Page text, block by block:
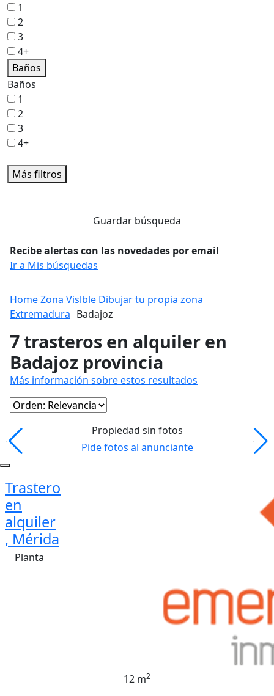
1
2
3
4+
Baños
Baños
1
2
3
4+
Más filtros
Guardar búsqueda
Recibe alertas con las novedades por email
Ir a Mis búsquedas
HomeZona Vislble Dibujar tu propia zona
Extremadura Badajoz
7 trasteros en alquiler en
Badajoz provincia
Más información sobre estos resultados
Propiedad sin fotos
Pide fotos al anunciante
Trastero
en
alquiler
, Mérida
Planta
12 m2